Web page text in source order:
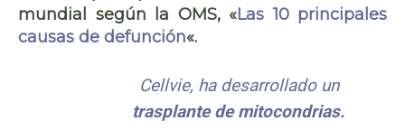
mundial según la OMS, «Las 10 principales
causas de defunción«.
Cellvie, ha desarrollado un
trasplante de mitocondrias.